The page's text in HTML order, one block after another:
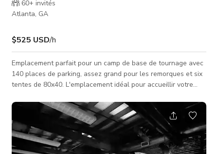
60+ invités
Atlanta, GA
$525 USD/h
Emplacement parfait pour un camp de base de tournage avec
140 places de parking, assez grand pour les remorques et six
tentes de 80x40. L'emplacement idéal pour accueillir votre
Lakewood Heights, pratique pour tout le métro d'Atlanta (5
mn du centre-ville, 10 mn de l'aéroport, (4 mn de l'I-75, I-85, I-
20, I-285)). Que ce soit votre réception de mariage de rêve, un
anniversaire marquant, une fête d'anniversaire ou un
événement d'